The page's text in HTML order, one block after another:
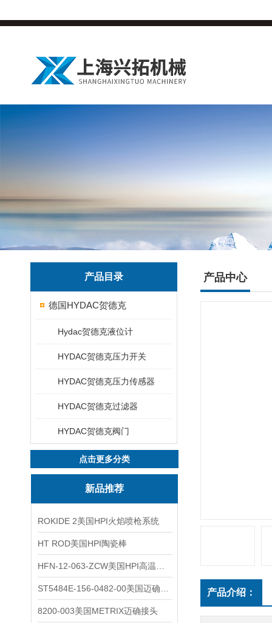
产品目录
德国HYDAC贺德克
Hydac贺德克液位计
HYDAC贺德克压力开关
HYDAC贺德克压力传感器
HYDAC贺德克过滤器
HYDAC贺德克阀门
点击更多分类
新品推荐
ROKIDE 2美国HPI火焰喷枪系统
HT ROD美国HPI陶瓷棒
8200-003美国METRIX迈确接头
产品中心
产品介绍：